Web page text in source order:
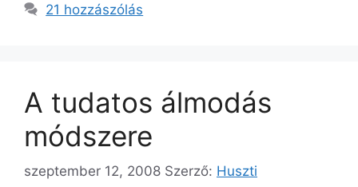
21 hozzászólás
A tudatos álmodás
módszere
szeptember 12, 2008 Szerző: Huszti